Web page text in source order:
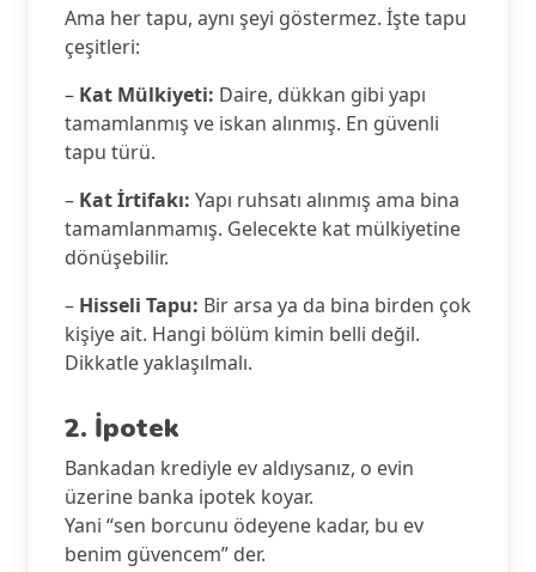
Ama her tapu, aynı şeyi göstermez. İşte tapu
çeşitleri:
– Kat Mülkiyeti: Daire, dükkan gibi yapı
tamamlanmış ve iskan alınmış. En güvenli
tapu türü.
– Kat İrtifakı: Yapı ruhsatı alınmış ama bina
tamamlanmamış. Gelecekte kat mülkiyetine
dönüşebilir.
– Hisseli Tapu: Bir arsa ya da bina birden çok
kişiye ait. Hangi bölüm kimin belli değil.
Dikkatle yaklaşılmalı.
2. İpotek
Bankadan krediyle ev aldıysanız, o evin
üzerine banka ipotek koyar.
Yani “sen borcunu ödeyene kadar, bu ev
benim güvencem” der.